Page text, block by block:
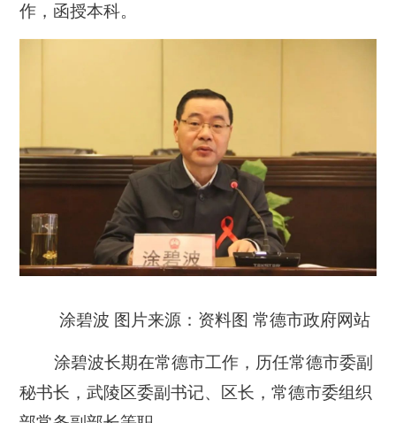
作，函授本科。
涂碧波 图片来源：资料图 常德市政府网站
涂碧波长期在常德市工作，历任常德市委副
秘书长，武陵区委副书记、区长，常德市委组织